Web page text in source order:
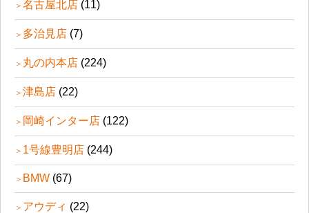
名古屋北店 (11)
多治見店 (7)
丸の内本店 (224)
津島店 (22)
岡崎インター店 (122)
1号線豊明店 (244)
BMW (67)
アウディ (22)